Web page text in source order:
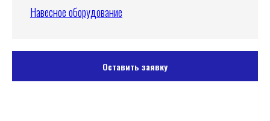
Навесное оборудование
Оставить заявку